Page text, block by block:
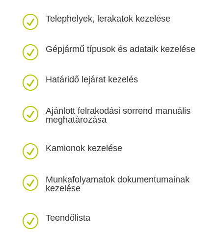
R Telephelyek, lerakatok kezelése
R Gépjármű típusok és adataik kezelése
R Határidő lejárat kezelés
R
Ajánlott felrakodási sorrend manuális
meghatározása
R Kamionok kezelése
R
Munkafolyamatok dokumentumainak
kezelése
R Teendőlista